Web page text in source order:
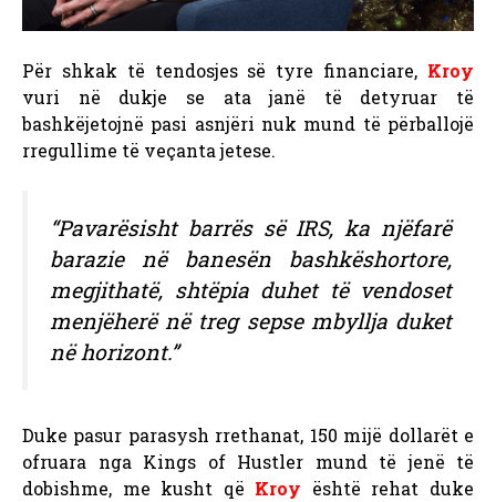
Për shkak të tendosjes së tyre financiare, Kroy
vuri në dukje se ata janë të detyruar të
bashkëjetojnë pasi asnjëri nuk mund të përballojë
rregullime të veçanta jetese.
“Pavarësisht barrës së IRS, ka njëfarë
barazie në banesën bashkëshortore,
megjithatë, shtëpia duhet të vendoset
menjëherë në treg sepse mbyllja duket
në horizont.”
Duke pasur parasysh rrethanat, 150 mijë dollarët e
ofruara nga Kings of Hustler mund të jenë të
dobishme, me kusht që Kroy është rehat duke